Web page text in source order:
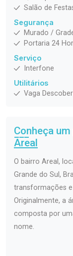
Salão de
Segurança
Murado /
Portaria 24
Serviço
Interfone
Utilitários
Vaga
Conheça
Areal
O bairro Areal,
Grande do Sul,
transformações
Originalmente, a
composta por
nome.